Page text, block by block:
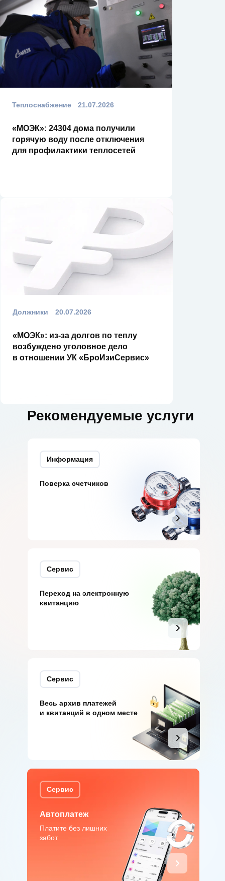
«МОЭК»: 24304 дома получили
горячую воду после отключения
для профилактики теплосетей
21.07.2026
Теплоснабжение
«МОЭК»: из-за долгов по теплу
возбуждено уголовное дело
в отношении УК «БроИзиСервис»
20.07.2026
Должники
Рекомендуемые услуги
Поверка счетчиков
Информация
Переход на электронную
квитанцию
Сервис
Весь архив платежей
и квитанций в одном месте
Сервис
Автоплатеж
Платите без лишних
забот
Сервис